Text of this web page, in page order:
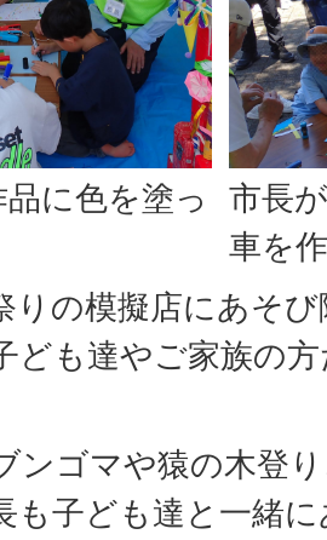
に色を塗っ
市長
車を
りの模擬店にあそ
ども達やご家族の
ンゴマや猿の木登
も子ども達と一緒